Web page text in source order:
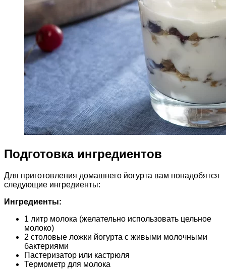
Подготовка ингредиентов
Для приготовления домашнего йогурта вам понадобятся
следующие ингредиенты:
Ингредиенты:
1 литр молока (желательно использовать цельное
молоко)
2 столовые ложки йогурта с живыми молочными
бактериями
Пастеризатор или кастрюля
Термометр для молока